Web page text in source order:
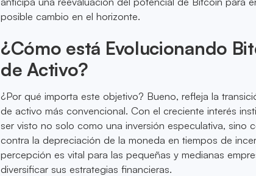
posible cambio en el horizonte.
¿Cómo está Evolucionando
de Activo?
¿Por qué importa este objetivo? Bueno, refleja la
de activo más convencional. Con el creciente interés
ser visto no solo como una inversión especulativa, sino
contra la depreciación de la moneda en tiempos de
percepción es vital para las pequeñas y medianas
diversificar sus estrategias financieras.